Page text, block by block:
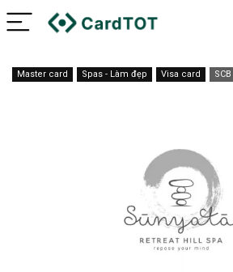
Master card Spas - Làm đẹp Visa card SCB